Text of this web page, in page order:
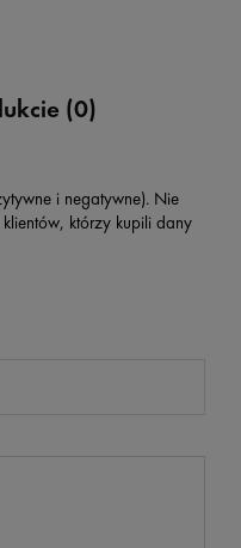
(0)
i negatywne). Nie
którzy kupili dany